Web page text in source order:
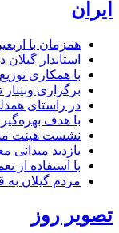
ایران
همزمان با
استاندار
با همکاری
برگزاری
در راستای
با هدف
نشست هیئت
بازدید
با استفاده از تعمیرات خط
مردم گیلان به
تصویر روز